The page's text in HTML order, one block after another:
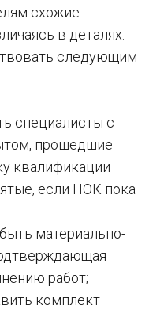
схожие
в деталях.
следующим
специалисты с
прошедшие
квалификации
если НОК пока
материально-
работ;
комплект